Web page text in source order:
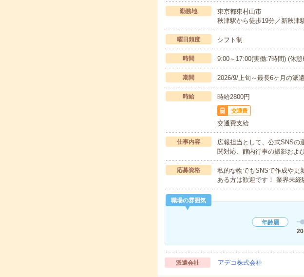
勤務地
東京都東村山市
秋津駅から徒歩19分／新秋津
曜日頻度 シフト制
時間 9:00～17:00(実働:7時間) (休憩
期間 2026/9/上旬～最長6ヶ月の
時給 時給2800円
交通費
交通費支給
仕事内容
広報担当として、公式SNSの
関対応、館内行事の撮影お
応募資格
私的な物でもSNSで作成や更
ある方は歓迎です！ 業界未経
職場の雰囲気
年齢層
派遣会社 アデコ株式会社